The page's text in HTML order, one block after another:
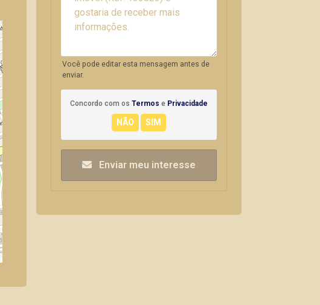
Você pode editar esta mensagem antes de
enviar.
Concordo com os Termos e Privacidade
Enviar meu interesse